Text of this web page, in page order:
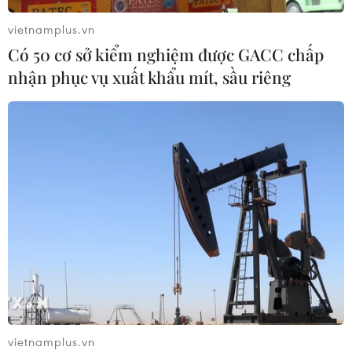
vietnamplus.vn
Có 50 cơ sở kiểm nghiệm được GACC chấp
nhận phục vụ xuất khẩu mít, sầu riêng
vietnamplus.vn